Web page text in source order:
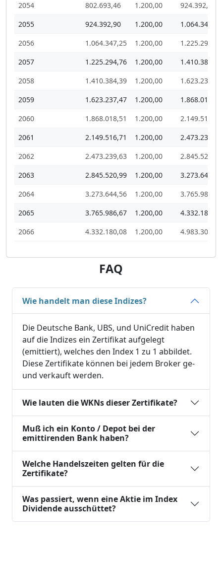
2054
802.693,46 1.200,00
924.392,90
2055
924.392,90 1.200,00
1.064.347,25
2056
1.064.347,25 1.200,00
1.225.294,76
2057
1.225.294,76 1.200,00
1.410.384,39
2058
1.410.384,39 1.200,00
1.623.237,47
2059
1.623.237,47 1.200,00
1.868.018,51
2060
1.868.018,51 1.200,00
2.149.516,71
2061
2.149.516,71 1.200,00
2.473.239,63
2062
2.473.239,63 1.200,00
2.845.520,99
2063
2.845.520,99 1.200,00
3.273.644,56
2064
3.273.644,56 1.200,00
3.765.986,67
2065
3.765.986,67 1.200,00
4.332.180,08
2066
4.332.180,08 1.200,00 4.983.302,52
FAQ
Wie handelt man diese Indizes?
Die Deutsche Bank, UBS, und UniCredit haben
auf die Indizes ein Zertifikat aufgelegt
(emittiert), welches den Index 1 zu 1 abbildet.
Diese Zertifikate können bei jedem Broker ge-
und verkauft werden.
Wie lauten die WKNs dieser Zertifikate?
Muß ich ein Konto / Depot bei der
emittirenden Bank haben?
Welche Handelszeiten gelten für die
Zertifikate?
Was passiert, wenn eine Aktie im Index
Dividende ausschüttet?